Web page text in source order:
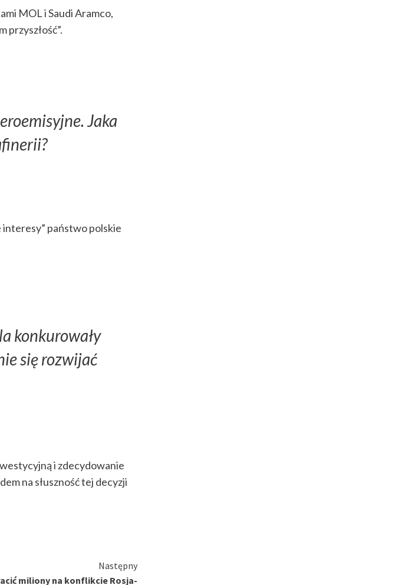
MOL i Saudi Aramco,
przyszłość”.
Jaka
państwo polskie
konkurowały
się rozwijać
i zdecydowanie
na słuszność tej decyzji
Następny
miliony na konflikcie Rosja-